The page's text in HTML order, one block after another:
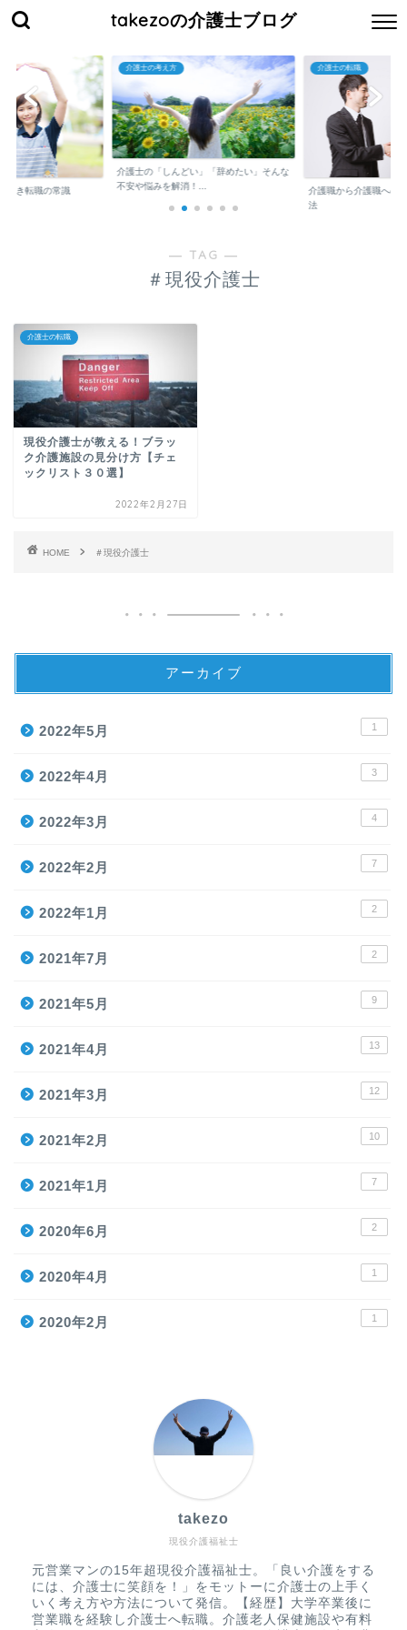
takezoの介護士ブログ
べき転職の常識
介護士の考え方
介護士の「しんどい」「辞めたい」そんな
不安や悩みを解消！...
介護士の転職
介護職から介護職への
法
― TAG ―
＃現役介護士
介護士の転職
現役介護士が教える！ブラッ
ク介護施設の見分け方【チェ
ックリスト３０選】
2022年2月27日
HOME ＃現役介護士
アーカイブ
2022年5月 1
2022年4月 3
2022年3月 4
2022年2月 7
2022年1月 2
2021年7月 2
2021年5月 9
2021年4月 13
2021年3月 12
2021年2月 10
2021年1月 7
2020年6月 2
2020年4月 1
2020年2月 1
現役介護福祉士
takezo
元営業マンの15年超現役介護福祉士。「良い介護をする
には、介護士に笑顔を！」をモットーに介護士の上手く
いく考え方や方法について発信。【経歴】大学卒業後に
営業職を経験し介護士へ転職。介護老人保健施設や有料